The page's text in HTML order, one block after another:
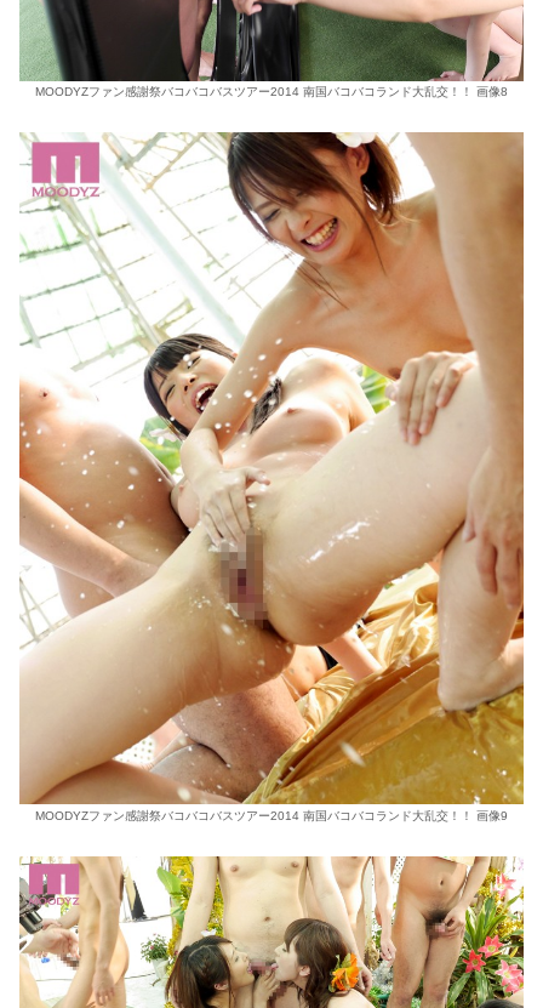
MOODYZファン感謝祭バコバコバスツアー2014 南国バコバコランド大乱交！！ 画像8
MOODYZファン感謝祭バコバコバスツアー2014 南国バコバコランド大乱交！！ 画像9